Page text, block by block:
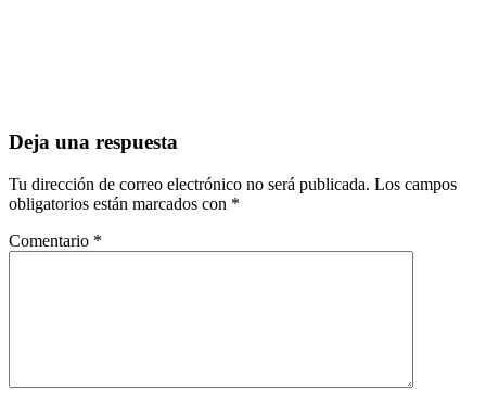
Deja una respuesta
Tu dirección de correo electrónico no será publicada. Los campos
obligatorios están marcados con *
Comentario *